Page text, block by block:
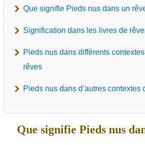
Que signifie Pieds nus dans un
Signification dans les livres de
Pieds nus dans différents
rêves
Pieds nus dans d’autres contextes
Que signifie Pieds nus